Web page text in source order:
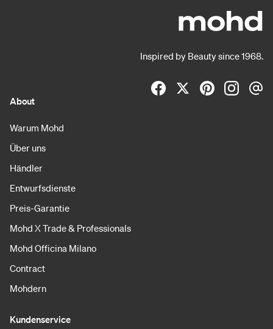
Inspired by Beauty since 1968.
About
Warum Mohd
Über uns
Händler
Entwurfsdienste
Preis-Garantie
Mohd X Trade & Professionals
Mohd Officina Milano
Contract
Mohdern
Kundenservice